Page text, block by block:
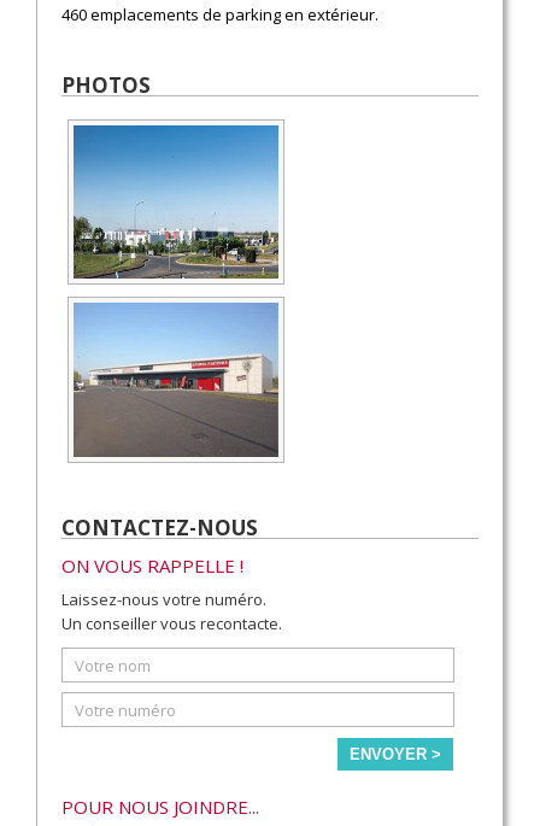
460 emplacements de parking en extérieur.
PHOTOS
CONTACTEZ-NOUS
ON VOUS RAPPELLE !
Laissez-nous votre numéro.
Un conseiller vous recontacte.
ENVOYER >
POUR NOUS JOINDRE...